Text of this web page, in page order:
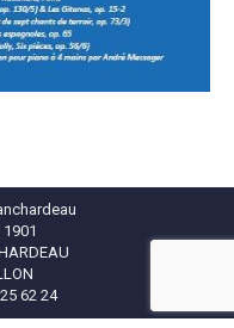
62 24